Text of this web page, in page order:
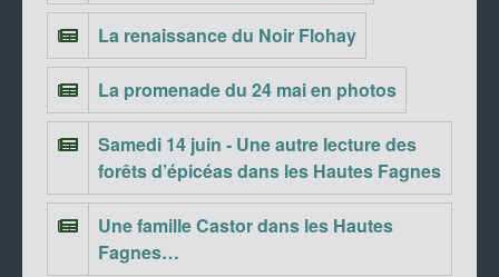
La renaissance du Noir Flohay
La promenade du 24 mai en photos
Samedi 14 juin - Une autre lecture des
forêts d’épicéas dans les Hautes Fagnes
Une famille Castor dans les Hautes
Fagnes…